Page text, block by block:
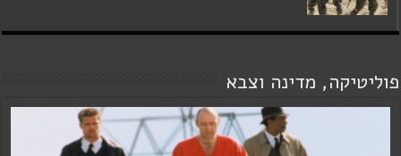
פוליטיקה, מדינה וצבא